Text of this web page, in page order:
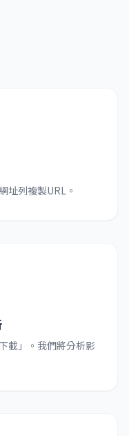
址列複製URL。
載」。我們將分析影